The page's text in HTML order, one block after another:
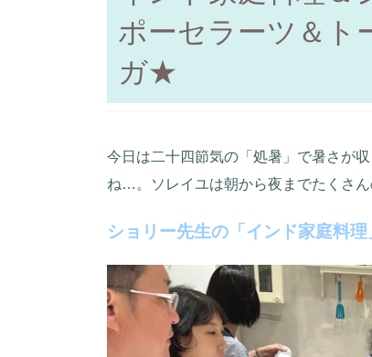
ポーセラーツ＆ト
ガ★
今日は二十四節気の「処暑」で暑さが
ね…。ソレイユは朝から夜までたくさん
ショリー先生の「インド家庭料理